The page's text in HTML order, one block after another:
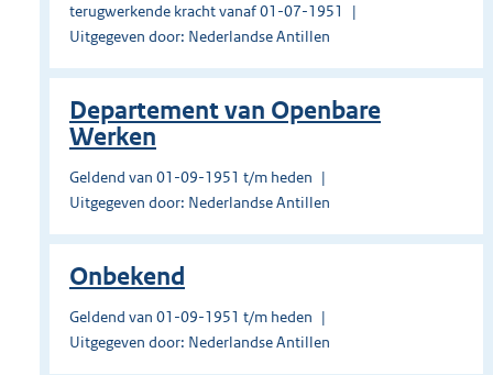
terugwerkende kracht vanaf 01-07-1951
Uitgegeven door: Nederlandse Antillen
Departement van Openbare
Werken
Geldend van 01-09-1951 t/m heden
Uitgegeven door: Nederlandse Antillen
Onbekend
Geldend van 01-09-1951 t/m heden
Uitgegeven door: Nederlandse Antillen